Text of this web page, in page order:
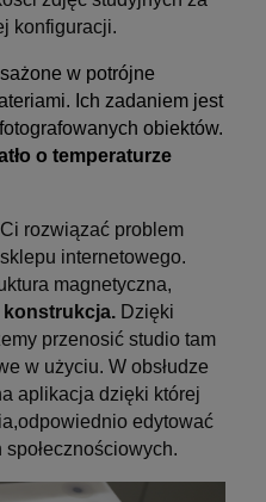
konfiguracji.
w potrójne
Ich zadaniem jest
obiektów.
o temperaturze
rozwiązać problem
internetowego.
magnetyczna,
konstrukcja. Dzięki
przenosić studio tam
w użyciu. W obsłudze
aplikacja dzięki której
edytować